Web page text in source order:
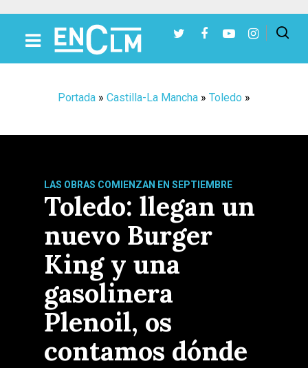
Portada » Castilla-La Mancha » Toledo »
LAS OBRAS COMIENZAN EN SEPTIEMBRE
Toledo: llegan un
nuevo Burger
King y una
gasolinera
Plenoil, os
contamos dónde